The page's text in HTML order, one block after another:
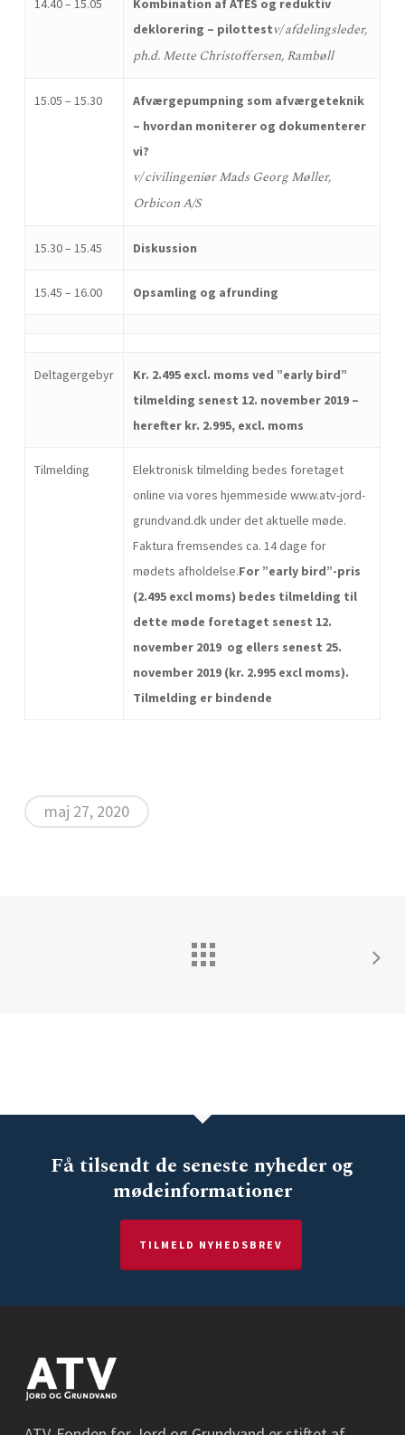
14.40 – 15.05
Kombination af ATES og reduktiv
deklorering – pilottestv/ afdelingsleder,
ph.d. Mette Christoffersen, Rambøll
15.05 – 15.30
Afværgepumpning som afværgeteknik
– hvordan moniterer og dokumenterer
vi?
v/ civilingeniør Mads Georg Møller,
Orbicon A/S
15.30 – 15.45 Diskussion
15.45 – 16.00 Opsamling og afrunding
Deltagergebyr
Kr. 2.495 excl. moms ved ”early bird”
tilmelding senest 12. november 2019 –
herefter kr. 2.995, excl. moms
Tilmelding
Elektronisk tilmelding bedes foretaget
online via vores hjemmeside www.atv-jord-
grundvand.dk under det aktuelle møde.
Faktura fremsendes ca. 14 dage for
mødets afholdelse.For ”early bird”-pris
(2.495 excl moms) bedes tilmelding til
dette møde foretaget senest 12.
november 2019 og ellers senest 25.
november 2019 (kr. 2.995 excl moms).
Tilmelding er bindende
maj 27, 2020
Få tilsendt de seneste nyheder og
mødeinformationer
TILMELD NYHEDSBREV